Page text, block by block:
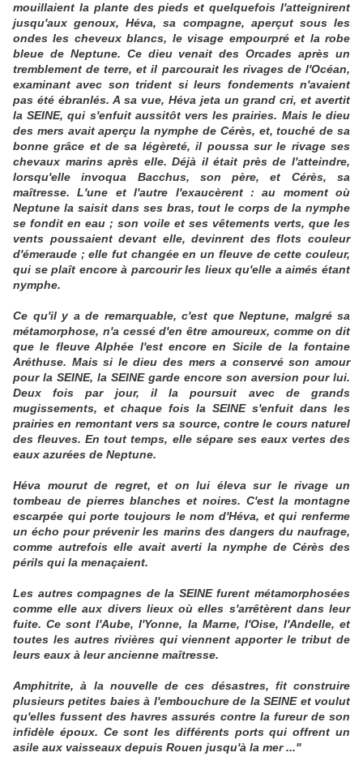
mouillaient la plante des pieds et quelquefois l'atteignirent
jusqu'aux genoux, Héva, sa compagne, aperçut sous les
ondes les cheveux blancs, le visage empourpré et la robe
bleue de Neptune. Ce dieu venait des Orcades après un
tremblement de terre, et il parcourait les rivages de l'Océan,
examinant avec son trident si leurs fondements n'avaient
pas été ébranlés. A sa vue, Héva jeta un grand cri, et avertit
la SEINE, qui s'enfuit aussitôt vers les prairies. Mais le dieu
des mers avait aperçu la nymphe de Cérès, et, touché de sa
bonne grâce et de sa légèreté, il poussa sur le rivage ses
chevaux marins après elle. Déjà il était près de l'atteindre,
lorsqu'elle invoqua Bacchus, son père, et Cérès, sa
maîtresse. L'une et l'autre l'exaucèrent : au moment où
Neptune la saisit dans ses bras, tout le corps de la nymphe
se fondit en eau ; son voile et ses vêtements verts, que les
vents poussaient devant elle, devinrent des flots couleur
d'émeraude ; elle fut changée en un fleuve de cette couleur,
qui se plaît encore à parcourir les lieux qu'elle a aimés étant
nymphe.
Ce qu'il y a de remarquable, c'est que Neptune, malgré sa
métamorphose, n'a cessé d'en être amoureux, comme on dit
que le fleuve Alphée l'est encore en Sicile de la fontaine
Aréthuse. Mais si le dieu des mers a conservé son amour
pour la SEINE, la SEINE garde encore son aversion pour lui.
Deux fois par jour, il la poursuit avec de grands
mugissements, et chaque fois la SEINE s'enfuit dans les
prairies en remontant vers sa source, contre le cours naturel
des fleuves. En tout temps, elle sépare ses eaux vertes des
eaux azurées de Neptune.
Héva mourut de regret, et on lui éleva sur le rivage un
tombeau de pierres blanches et noires. C'est la montagne
escarpée qui porte toujours le nom d'Héva, et qui renferme
un écho pour prévenir les marins des dangers du naufrage,
comme autrefois elle avait averti la nymphe de Cérès des
périls qui la menaçaient.
Les autres compagnes de la SEINE furent métamorphosées
comme elle aux divers lieux où elles s'arrêtèrent dans leur
fuite. Ce sont l'Aube, l'Yonne, la Marne, l'Oise, l'Andelle, et
toutes les autres rivières qui viennent apporter le tribut de
leurs eaux à leur ancienne maîtresse.
Amphitrite, à la nouvelle de ces désastres, fit construire
plusieurs petites baies à l'embouchure de la SEINE et voulut
qu'elles fussent des havres assurés contre la fureur de son
infidèle époux. Ce sont les différents ports qui offrent un
asile aux vaisseaux depuis Rouen jusqu'à la mer ..."